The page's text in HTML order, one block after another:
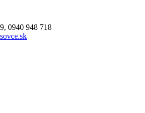
0940 948 718